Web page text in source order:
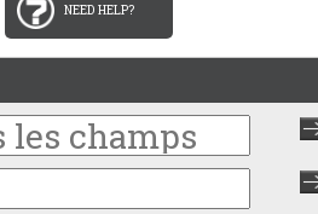
NEED HELP?